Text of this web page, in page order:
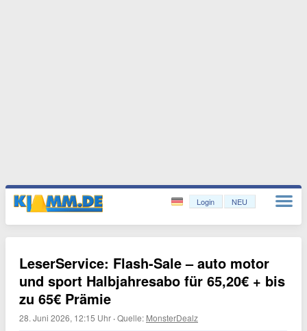
Login NEU
LeserService: Flash-Sale – auto motor
und sport Halbjahresabo für 65,20€ + bis
zu 65€ Prämie
28. Juni 2026, 12:15 Uhr ·Quelle: MonsterDealz